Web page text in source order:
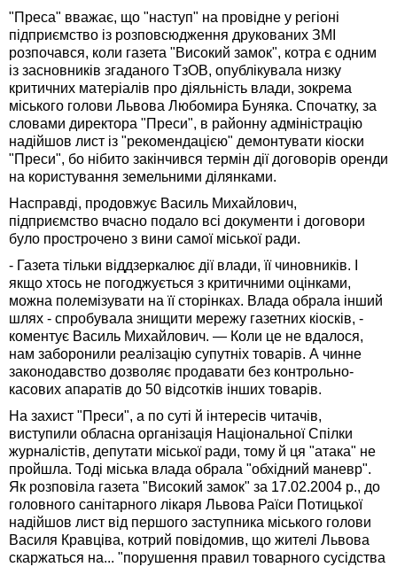
"Преса" вважає, що "наступ" на провідне у регіоні
підприємство із розповсюдження друкованих ЗМІ
розпочався, коли газета "Високий замок", котра є одним
із засновників згаданого ТзОВ, опублікувала низку
критичних матеріалів про діяльність влади, зокрема
міського голови Львова Любомира Буняка. Спочатку, за
словами директора "Преси", в районну адміністрацію
надійшов лист із "рекомендацією" демонтувати кіоски
"Преси", бо нібито закінчився термін дії договорів оренди
на користування земельними ділянками.
Насправді, продовжує Василь Михайлович,
підприємство вчасно подало всі документи і договори
було прострочено з вини самої міської ради.
- Газета тільки віддзеркалює дії влади, її чиновників. І
якщо хтось не погоджується з критичними оцінками,
можна полемізувати на її сторінках. Влада обрала інший
шлях - спробувала знищити мережу газетних кіосків, -
коментує Василь Михайлович. — Коли це не вдалося,
нам заборонили реалізацію супутніх товарів. А чинне
законодавство дозволяє продавати без контрольно-
касових апаратів до 50 відсотків інших товарів.
На захист "Преси", а по суті й інтересів читачів,
виступили обласна організація Національної Спілки
журналістів, депутати міської ради, тому й ця "атака" не
пройшла. Тоді міська влада обрала "обхідний маневр".
Як розповіла газета "Високий замок" за 17.02.2004 р., до
головного санітарного лікаря Львова Раїси Потицької
надійшов лист від першого заступника міського голови
Василя Кравціва, котрий повідомив, що жителі Львова
скаржаться на... "порушення правил товарного сусідства